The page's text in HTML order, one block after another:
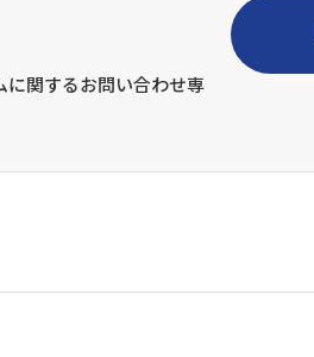
に関するお問い合わせ専